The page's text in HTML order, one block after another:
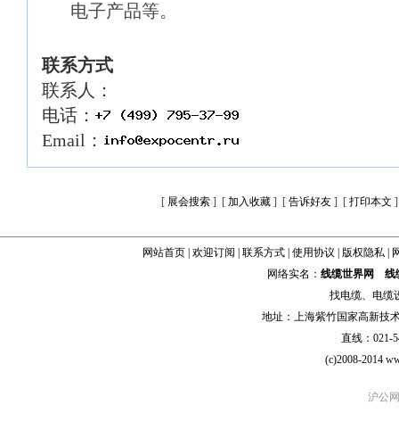
电子产品等。
联系方式
联系人：
电话：
Email：
[ 展会搜索] [ 加入收藏] [ 告诉好友] [ 打印本文
网站首页| 欢迎订阅 联系方式| 使用协议 版权隐私|
网络实名： 线缆世界网
线
找电缆、 电缆
地址：上海紫竹国家高新技
直线：021-
(c)2008-2014
沪公